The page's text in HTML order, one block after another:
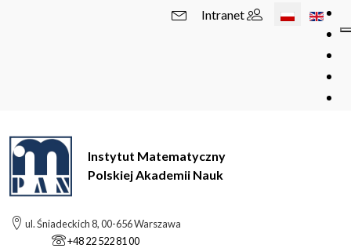
Wybierz swój
Intranet
Instytut Matematyczny
Polskiej Akademii Nauk
ul. Śniadeckich 8, 00-656 Warszawa
+48 22 522 81 00